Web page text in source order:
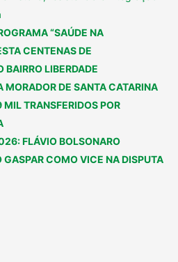
“SAÚDE NA
CENTENAS DE
BAIRRO LIBERDADE
MORADOR DE SANTA CATARINA
TRANSFERIDOS POR
FLÁVIO BOLSONARO
GASPAR COMO VICE NA DISPUTA